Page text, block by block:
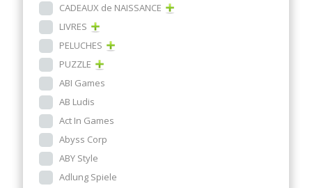
CADEAUX de NAISSANCE
LIVRES
PELUCHES
PUZZLE
ABI Games
AB Ludis
Act In Games
Abyss Corp
ABY Style
Adlung Spiele